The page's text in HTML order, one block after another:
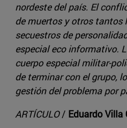
nordeste del país. El
de muertos y otros tantos
secuestros de
especial eco informativo.
cuerpo especial militar-
de terminar con el grupo,
gestión del problema por
ARTÍCULO/ Eduardo Villa